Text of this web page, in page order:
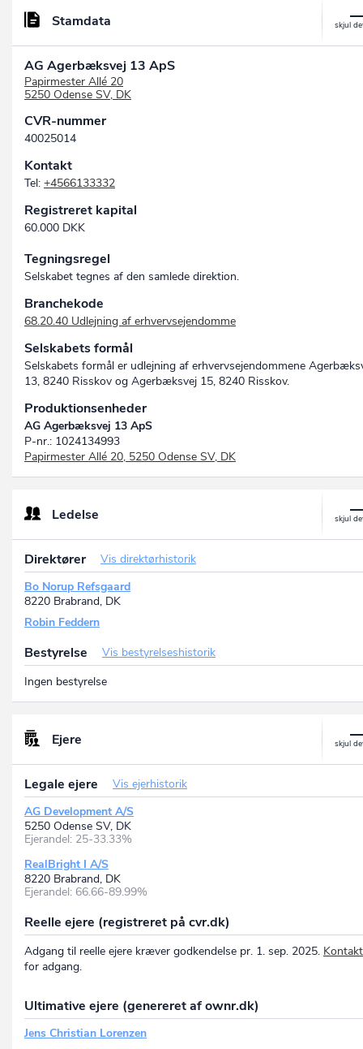
Stamdata
AG Agerbæksvej 13 ApS
Papirmester Allé 20
5250 Odense SV, DK
CVR-nummer
40025014
Kontakt
Tel: +4566133332
Registreret kapital
60.000 DKK
Tegningsregel
Selskabet tegnes af den samlede direktion.
Branchekode
68.20.40 Udlejning af erhvervsejendomme
Selskabets formål
Selskabets formål er udlejning af erhvervsejendommene
13, 8240 Risskov og Agerbæksvej 15, 8240 Risskov.
Produktionsenheder
AG Agerbæksvej 13 ApS
P-nr.: 1024134993
Papirmester Allé 20, 5250 Odense SV, DK
Ledelse
Direktører
Vis direktørhistorik
Bo Norup Refsgaard
8220 Brabrand, DK
Robin Feddern
Bestyrelse
Vis bestyrelseshistorik
Ingen bestyrelse
Ejere
Legale ejere
Vis ejerhistorik
AG Development A/S
5250 Odense SV, DK
Ejerandel: 25-33.33%
RealBright I A/S
8220 Brabrand, DK
Ejerandel: 66.66-89.99%
Reelle ejere (registreret på cvr.dk)
Adgang til reelle ejere kræver godkendelse pr. 1. sep. 2025.
for adgang.
Ultimative ejere (genereret af ownr.dk)
Jens Christian Lorenzen